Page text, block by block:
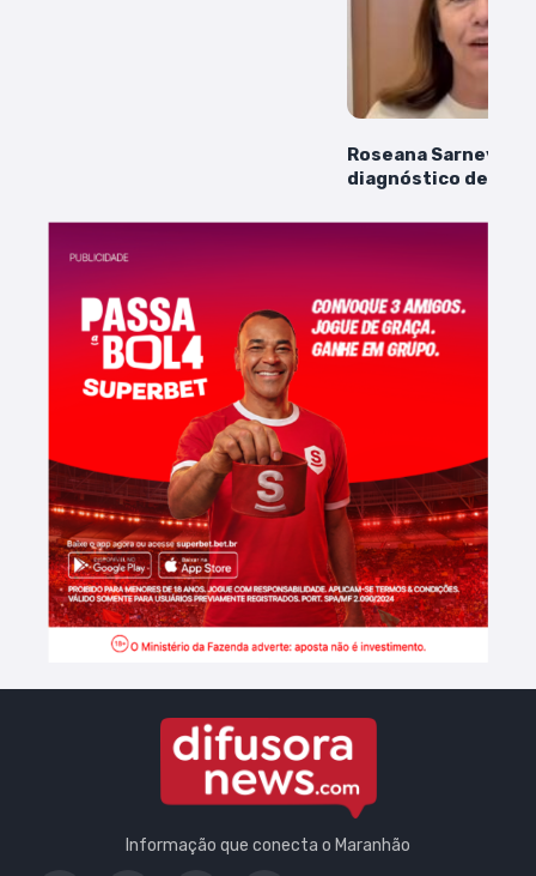
Roseana Sarney
diagnóstico de
Informação que conecta o Maranhão